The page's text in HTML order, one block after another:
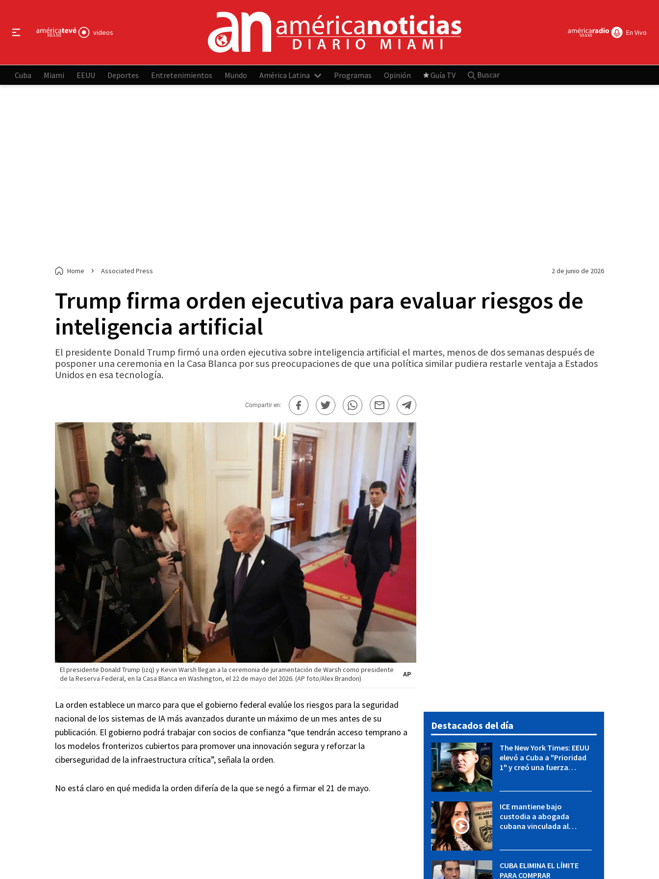
videos En Vivo
Cuba Miami EEUU Deportes Entretenimientos Mundo América Latina Programas Opinión Guía TV Buscar
Home Associated Press 2 de junio de 2026
Trump firma orden ejecutiva para evaluar riesgos de
inteligencia artificial
El presidente Donald Trump firmó una orden ejecutiva sobre inteligencia artificial el martes, menos de dos semanas después de
posponer una ceremonia en la Casa Blanca por sus preocupaciones de que una política similar pudiera restarle ventaja a Estados
Unidos en esa tecnología.
Compartir en:
El presidente Donald Trump (izq) y Kevin Warsh llegan a la ceremonia de juramentación de Warsh como presidente
de la Reserva Federal, en la Casa Blanca en Washington, el 22 de mayo del 2026. (AP foto/Alex Brandon)
AP
La orden establece un marco para que el gobierno federal evalúe los riesgos para la seguridad
nacional de los sistemas de IA más avanzados durante un máximo de un mes antes de su
publicación. El gobierno podrá trabajar con socios de confianza “que tendrán acceso temprano a
los modelos fronterizos cubiertos para promover una innovación segura y reforzar la
ciberseguridad de la infraestructura crítica”, señala la orden.
No está claro en qué medida la orden difería de la que se negó a firmar el 21 de mayo.
Destacados del día
The New York Times: EEUU
elevó a Cuba a "Prioridad
1" y creó una fuerza
ICE mantiene bajo
custodia a abogada
cubana vinculada al
CUBA ELIMINA EL LÍMITE
PARA COMPRAR